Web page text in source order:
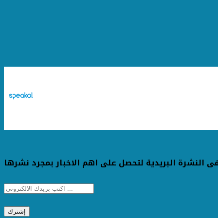
النشرة البريدية لتحصل على اهم الاخبار بمجرد نشرها